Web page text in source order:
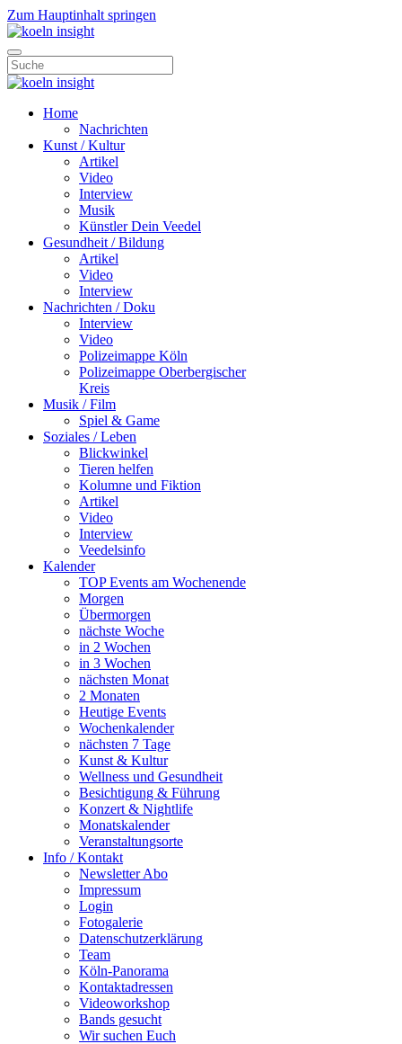
Zum Hauptinhalt springen
Home
Nachrichten
Kunst / Kultur
Artikel
Video
Interview
Musik
Künstler Dein Veedel
Gesundheit / Bildung
Artikel
Video
Interview
Nachrichten / Doku
Interview
Video
Polizeimappe Köln
Polizeimappe Oberbergischer
Kreis
Musik / Film
Spiel & Game
Soziales / Leben
Blickwinkel
Tieren helfen
Kolumne und Fiktion
Artikel
Video
Interview
Veedelsinfo
Kalender
TOP Events am Wochenende
Morgen
Übermorgen
nächste Woche
in 2 Wochen
in 3 Wochen
nächsten Monat
2 Monaten
Heutige Events
Wochenkalender
nächsten 7 Tage
Kunst & Kultur
Wellness und Gesundheit
Besichtigung & Führung
Konzert & Nightlife
Monatskalender
Veranstaltungsorte
Info / Kontakt
Newsletter Abo
Impressum
Login
Fotogalerie
Datenschutzerklärung
Team
Köln-Panorama
Kontaktadressen
Videoworkshop
Bands gesucht
Wir suchen Euch